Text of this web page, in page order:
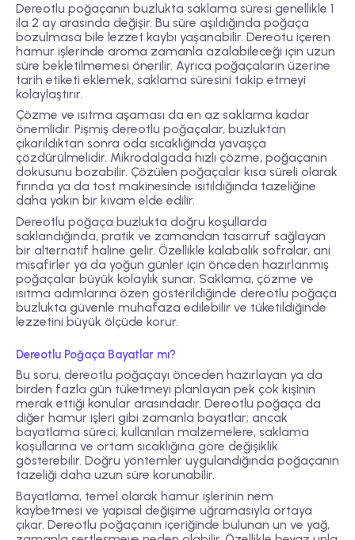
Dereotlu poğaçanın buzlukta saklama süresi genellikle 1
ila 2 ay arasında değişir. Bu süre aşıldığında poğaça
bozulmasa bile lezzet kaybı yaşanabilir. Dereotu içeren
hamur işlerinde aroma zamanla azalabileceği için uzun
süre bekletilmemesi önerilir. Ayrıca poğaçaların üzerine
tarih etiketi eklemek, saklama süresini takip etmeyi
kolaylaştırır.
Çözme ve ısıtma aşaması da en az saklama kadar
önemlidir. Pişmiş dereotlu poğaçalar, buzluktan
çıkarıldıktan sonra oda sıcaklığında yavaşça
çözdürülmelidir. Mikrodalgada hızlı çözme, poğaçanın
dokusunu bozabilir. Çözülen poğaçalar kısa süreli olarak
fırında ya da tost makinesinde ısıtıldığında tazeliğine
daha yakın bir kıvam elde edilir.
Dereotlu poğaça buzlukta doğru koşullarda
saklandığında, pratik ve zamandan tasarruf sağlayan
bir alternatif haline gelir. Özellikle kalabalık sofralar, ani
misafirler ya da yoğun günler için önceden hazırlanmış
poğaçalar büyük kolaylık sunar. Saklama, çözme ve
ısıtma adımlarına özen gösterildiğinde dereotlu poğaça
buzlukta güvenle muhafaza edilebilir ve tüketildiğinde
lezzetini büyük ölçüde korur.
Dereotlu Poğaça Bayatlar mı?
Bu soru, dereotlu poğaçayı önceden hazırlayan ya da
birden fazla gün tüketmeyi planlayan pek çok kişinin
merak ettiği konular arasındadır. Dereotlu poğaça da
diğer hamur işleri gibi zamanla bayatlar; ancak
bayatlama süreci, kullanılan malzemelere, saklama
koşullarına ve ortam sıcaklığına göre değişiklik
gösterebilir. Doğru yöntemler uygulandığında poğaçanın
tazeliği daha uzun süre korunabilir.
Bayatlama, temel olarak hamur işlerinin nem
kaybetmesi ve yapısal değişime uğramasıyla ortaya
çıkar. Dereotlu poğaçanın içeriğinde bulunan un ve yağ,